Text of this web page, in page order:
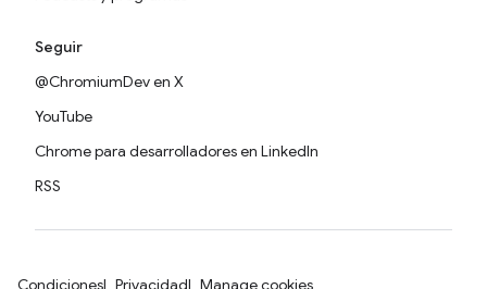
Seguir
@ChromiumDev en X
YouTube
Chrome para desarrolladores en LinkedIn
RSS
Condiciones Privacidad Manage cookies